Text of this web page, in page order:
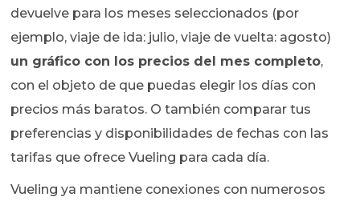
devuelve para los meses seleccionados (por
ejemplo, viaje de ida: julio, viaje de vuelta: agosto)
un gráfico con los precios del mes completo,
con el objeto de que puedas elegir los días con
precios más baratos. O también comparar tus
preferencias y disponibilidades de fechas con las
tarifas que ofrece Vueling para cada día.
Vueling ya mantiene conexiones con numerosos